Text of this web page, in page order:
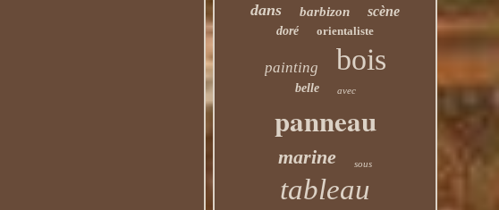
dans barbizon scène
doré orientaliste
painting bois
belle avec
panneau
marine sous
tableau